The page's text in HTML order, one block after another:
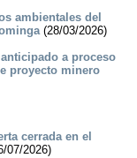
ambientales del
(28/03/2026)
a proceso
proyecto minero
cerrada en el
07/2026)